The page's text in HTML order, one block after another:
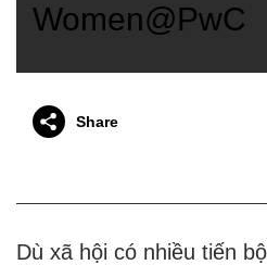
Women@PwC
Share
Dù xã hội có nhiều tiến